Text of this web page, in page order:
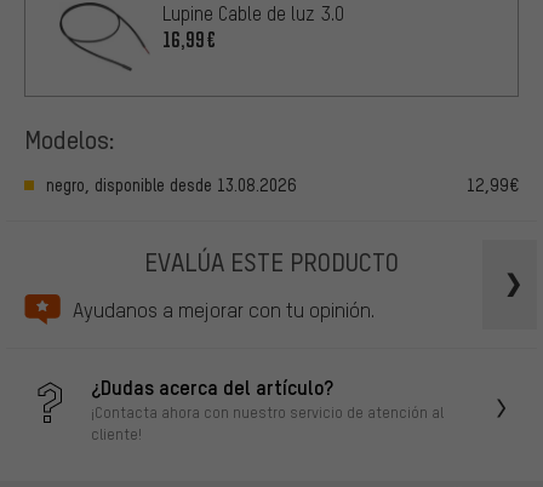
Lupine Cable de luz 3.0
16,99€
Modelos:
negro, disponible desde 13.08.2026 12,99€
EVALÚA ESTE PRODUCTO
Ayudanos a mejorar con tu opinión.
¿Dudas acerca del artículo?
¡Contacta ahora con nuestro servicio de atención al
cliente!